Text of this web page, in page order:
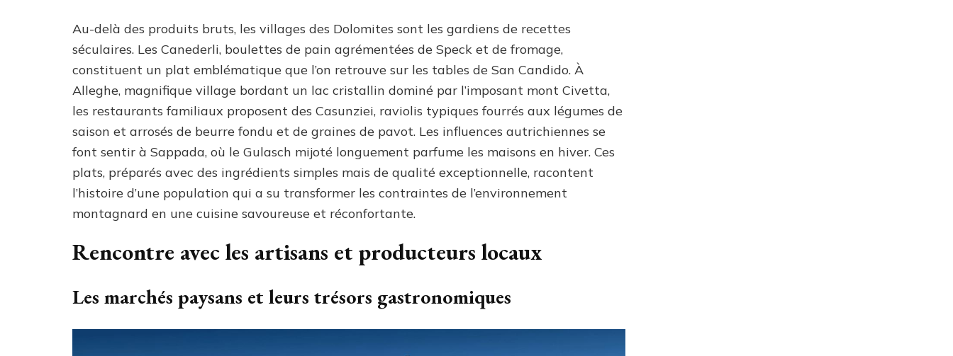
Au-delà des produits bruts, les villages des Dolomites sont les gardiens de recettes
séculaires. Les Canederli, boulettes de pain agrémentées de Speck et de fromage,
constituent un plat emblématique que l’on retrouve sur les tables de San Candido. À
Alleghe, magnifique village bordant un lac cristallin dominé par l’imposant mont Civetta,
les restaurants familiaux proposent des Casunziei, raviolis typiques fourrés aux légumes de
saison et arrosés de beurre fondu et de graines de pavot. Les influences autrichiennes se
font sentir à Sappada, où le Gulasch mijoté longuement parfume les maisons en hiver. Ces
plats, préparés avec des ingrédients simples mais de qualité exceptionnelle, racontent
l’histoire d’une population qui a su transformer les contraintes de l’environnement
montagnard en une cuisine savoureuse et réconfortante.
Rencontre avec les artisans et producteurs locaux
Les marchés paysans et leurs trésors gastronomiques